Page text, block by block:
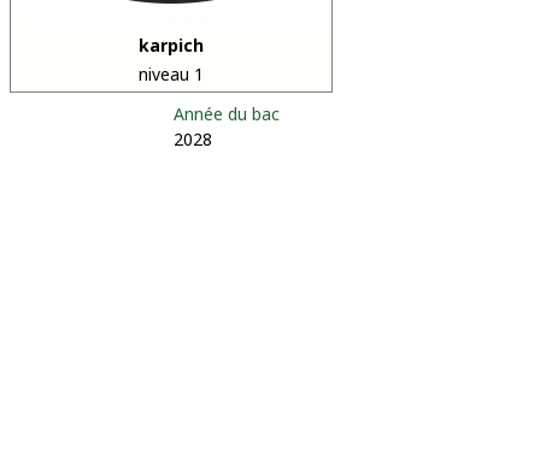
karpich
niveau 1
Année du bac
2028